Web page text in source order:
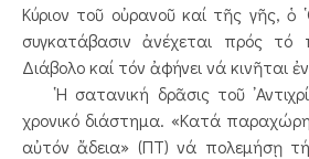
Κύριον τοῦ οὐρανοῦ καί τῆς γῆς, ὁ
συγκατάβασιν ἀνέχεται πρός
Διάβολο καί τόν ἀφήνει νά κινῆται
῾Η σατανική δρᾶσις τοῦ
χρονικό διάστημα. «Κατά
αὐτόν ἄδεια» (ΠΤ) νά πολεμήσῃ